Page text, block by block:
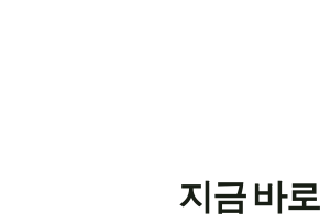
지금 바로